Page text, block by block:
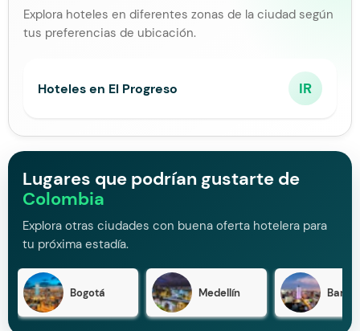
Explora hoteles en diferentes zonas de la ciudad según
tus preferencias de ubicación.
Hoteles en El Progreso IR
Lugares que podrían gustarte de
Colombia
Explora otras ciudades con buena oferta hotelera para
tu próxima estadía.
Bogotá Medellín